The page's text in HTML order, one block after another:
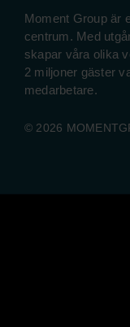
Moment Group är
centrum. Med
skapar våra olika
2 miljoner gäster
medarbetare.
© 2026